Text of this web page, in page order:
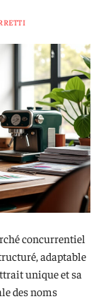
concurrentiel
adaptable
unique et sa
des noms